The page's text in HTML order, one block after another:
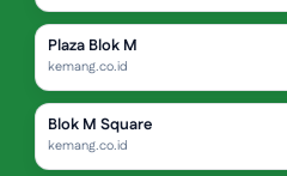
Plaza Blok M
kemang.co.id
Blok M Square
kemang.co.id